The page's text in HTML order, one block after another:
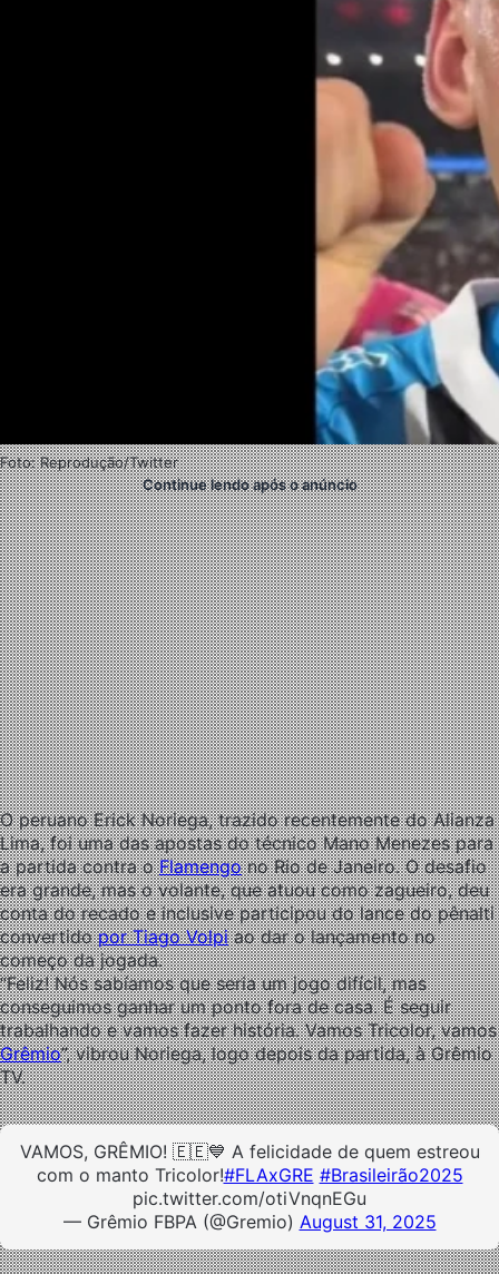
Foto: Reprodução/Twitter
Continue lendo após o anúncio
O peruano Erick Noriega, trazido recentemente do Alianza
Lima, foi uma das apostas do técnico Mano Menezes para
a partida contra oFlamengono Rio de Janeiro. O desafio
era grande, mas o volante, que atuou como zagueiro, deu
conta do recado e inclusive participou do lance do pênalti
convertidopor Tiago Volpiao dar o lançamento no
começo da jogada.
“Feliz! Nós sabíamos que seria um jogo difícil, mas
conseguimos ganhar um ponto fora de casa. É seguir
trabalhando e vamos fazer história. Vamos Tricolor, vamos
Grêmio”, vibrou Noriega, logo depois da partida, à Grêmio
TV.
VAMOS, GRÊMIO! 🇪🇪💙 A felicidade de quem estreou
com o manto Tricolor!#FLAxGRE #Brasileirão2025
pic.twitter.com/otiVnqnEGu
— Grêmio FBPA (@Gremio) August 31, 2025